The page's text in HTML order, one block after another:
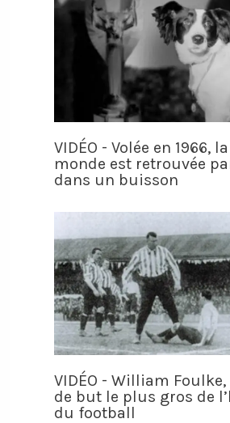
VIDÉO - Volée en 1966,
monde est retrouvée
dans un buisson
VIDÉO - William
de but le plus gros de
du football